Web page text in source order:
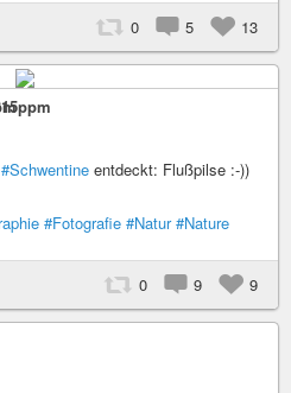
0 5 13
#Schwentine entdeckt: Flußpilse :-))
#Fotografie #Natur #Nature
0 9 9